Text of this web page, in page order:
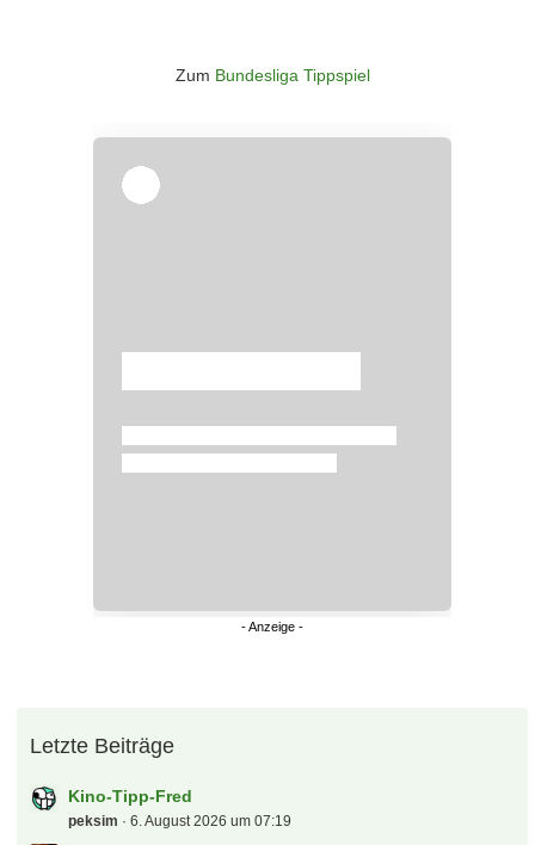
Zum Bundesliga Tippspiel
Letzte Beiträge
Kino-Tipp-Fred
peksim 6. August 2026 um 07:19